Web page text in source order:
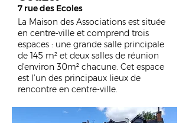
7 rue des Ecoles
La Maison des Associations est située
en centre-ville et comprend trois
espaces : une grande salle principale
de 145 m² et deux salles de réunion
d'environ 30m² chacune. Cet espace
est l’un des principaux lieux de
rencontre en centre-ville.